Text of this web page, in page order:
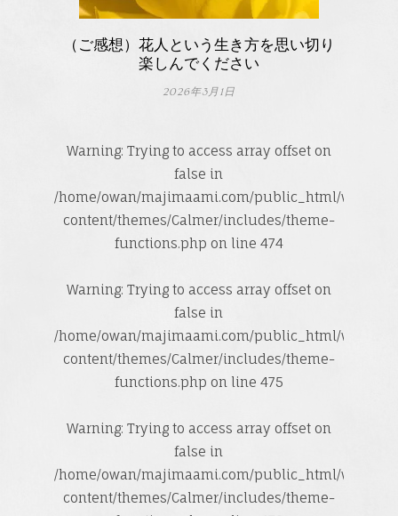
（ご感想）花人という生き方を思い切り
楽しんでください
2026年3月1日
Warning: Trying to access array offset on
false in
/home/owan/majimaami.com/public_html/wp-
content/themes/Calmer/includes/theme-
functions.php on line 474
Warning: Trying to access array offset on
false in
/home/owan/majimaami.com/public_html/wp-
content/themes/Calmer/includes/theme-
functions.php on line 475
Warning: Trying to access array offset on
false in
/home/owan/majimaami.com/public_html/wp-
content/themes/Calmer/includes/theme-